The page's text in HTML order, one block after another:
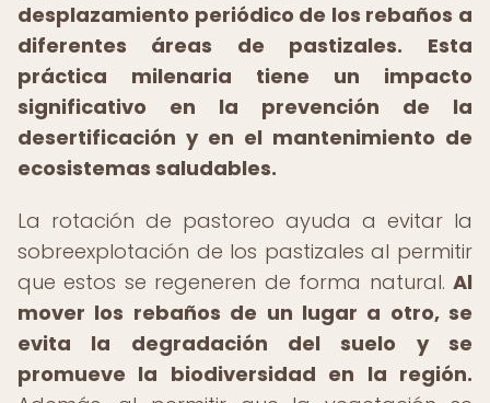
desplazamiento periódico de los rebaños a
diferentes áreas de pastizales.
Esta
práctica milenaria tiene un impacto
significativo en la prevención de la
desertificación y en el mantenimiento de
ecosistemas saludables.
La rotación de pastoreo ayuda a evitar la
sobreexplotación de los pastizales al permitir
que estos se regeneren de forma natural. Al
mover los rebaños de un lugar a otro, se
evita la degradación del suelo y se
promueve la biodiversidad en la región.